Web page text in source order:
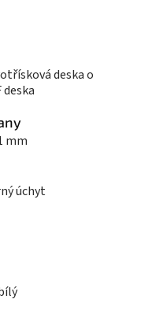
deska o
deska
mm
úchyt